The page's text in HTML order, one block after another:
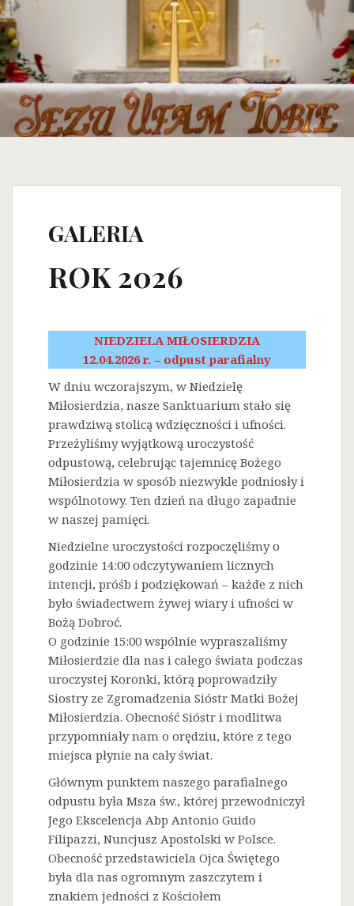
GALERIA
ROK 2026
NIEDZIELA MIŁOSIERDZIA
12.04.2026 r. – odpust parafialny
W dniu wczorajszym, w Niedzielę
Miłosierdzia, nasze Sanktuarium stało się
prawdziwą stolicą wdzięczności i ufności.
Przeżyliśmy wyjątkową uroczystość
odpustową, celebrując tajemnicę Bożego
Miłosierdzia w sposób niezwykle podniosły i
wspólnotowy. Ten dzień na długo zapadnie
w naszej pamięci.
Niedzielne uroczystości rozpoczęliśmy o
godzinie 14:00 odczytywaniem licznych
intencji, próśb i podziękowań – każde z nich
było świadectwem żywej wiary i ufności w
Bożą Dobroć.
O godzinie 15:00 wspólnie wypraszaliśmy
Miłosierdzie dla nas i całego świata podczas
uroczystej Koronki, którą poprowadziły
Siostry ze Zgromadzenia Sióstr Matki Bożej
Miłosierdzia. Obecność Sióstr i modlitwa
przypomniały nam o orędziu, które z tego
miejsca płynie na cały świat.
Głównym punktem naszego parafialnego
odpustu była Msza św., której przewodniczył
Jego Ekscelencja Abp Antonio Guido
Filipazzi, Nuncjusz Apostolski w Polsce.
Obecność przedstawiciela Ojca Świętego
była dla nas ogromnym zaszczytem i
znakiem jedności z Kościołem